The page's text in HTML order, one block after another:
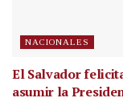
NACIONALES
El Salvador
asumir la